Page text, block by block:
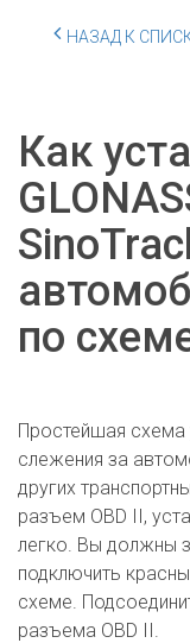
НАЗАД К
Как
по
Простейшая схема
слежения за
других
разъем OBD II,
легко. Вы должны
подключить
схеме.
разъема OBD II.